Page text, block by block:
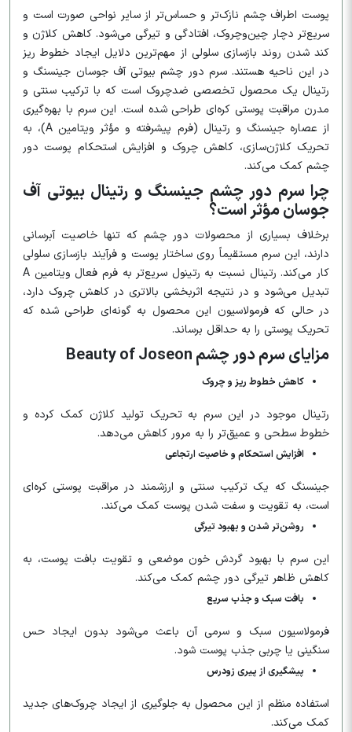
پوست اطراف چشم نازک‌تر و حساس‌تر از سایر نواحی صورت است و
سریع‌تر دچار چین‌وچروک، افتادگی و تیرگی می‌شود. کاهش کلاژن و
کند شدن روند بازسازی سلولی از مهم‌ترین دلایل ایجاد خطوط ریز
در این ناحیه هستند. سرم دور چشم بیوتی آف جوسان جینسنگ و
رتینال یک محصول تخصصی ضدچروک است که با ترکیب سنتی و
مدرن مراقبت پوستی کره‌ای طراحی شده است. این سرم با بهره‌گیری
از عصاره جینسنگ و رتینال (فرم پیشرفته و مؤثر ویتامین A)، به
تحریک کلاژن‌سازی، کاهش چروک و افزایش استحکام پوست دور
چشم کمک می‌کند.
چرا سرم دور چشم جینسنگ و رتینال بیوتی آف
جوسان مؤثر است؟
برخلاف بسیاری از محصولات دور چشم که تنها خاصیت آبرسانی
دارند، این سرم مستقیماً روی ساختار پوست و فرآیند بازسازی سلولی
کار می‌کند. رتینال نسبت به رتینول سریع‌تر به فرم فعال ویتامین A
تبدیل می‌شود و در نتیجه اثربخشی بالاتری در کاهش چروک دارد،
در حالی که فرمولاسیون این محصول به گونه‌ای طراحی شده که
تحریک پوستی را به حداقل برساند.
مزایای سرم دور چشم Beauty of Joseon
کاهش خطوط ریز و چروک
رتینال موجود در این سرم به تحریک تولید کلاژن کمک کرده و
خطوط سطحی و عمیق‌تر را به مرور کاهش می‌دهد.
افزایش استحکام و خاصیت ارتجاعی
جینسنگ که یک ترکیب سنتی و ارزشمند در مراقبت پوستی کره‌ای
است، به تقویت و سفت شدن پوست کمک می‌کند.
روشن‌تر شدن و بهبود تیرگی
این سرم با بهبود گردش خون موضعی و تقویت بافت پوست، به
کاهش ظاهر تیرگی دور چشم کمک می‌کند.
بافت سبک و جذب سریع
فرمولاسیون سبک و سرمی آن باعث می‌شود بدون ایجاد حس
سنگینی یا چربی جذب پوست شود.
پیشگیری از پیری زودرس
استفاده منظم از این محصول به جلوگیری از ایجاد چروک‌های جدید
کمک می‌کند.